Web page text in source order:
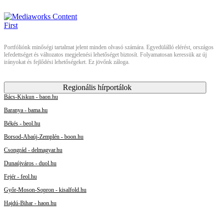
Portfóliónk minőségi tartalmat jelent minden olvasó számára. Egyedülálló elérést, országos
lefedettséget és változatos megjelenési lehetőséget biztosít. Folyamatosan keressük az új
irányokat és fejlődési lehetőségeket. Ez jövőnk záloga.
Regionális hírportálok
Bács-Kiskun - baon.hu
Baranya - bama.hu
Békés - beol.hu
Borsod-Abaúj-Zemplén - boon.hu
Csongrád - delmagyar.hu
Dunaújváros - duol.hu
Fejér - feol.hu
Győr-Moson-Sopron - kisalfold.hu
Hajdú-Bihar - haon.hu